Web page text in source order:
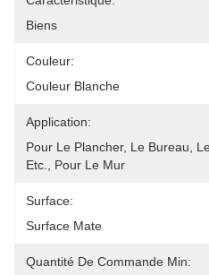
Biens
Couleur:
Couleur Blanche
Application:
Pour Le Plancher, Le Bureau,
Etc., Pour Le Mur
Surface:
Surface Mate
Quantité De Commande Min: